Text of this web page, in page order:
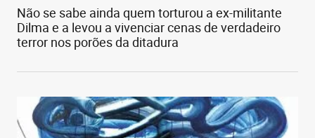
Não se sabe ainda quem torturou a ex-militante
Dilma e a levou a vivenciar cenas de verdadeiro
terror nos porões da ditadura